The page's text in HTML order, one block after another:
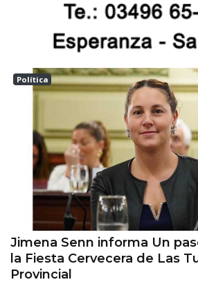
Política
Las tunas
Jimena Senn informa Un
la Fiesta Cervecera de Las
Provincial